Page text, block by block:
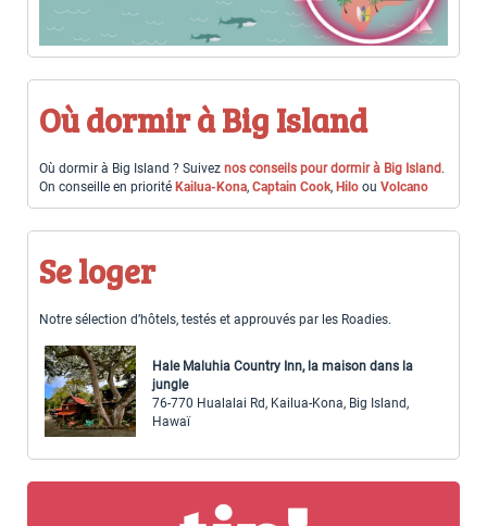
Où dormir à Big Island
Où dormir à Big Island ? Suivez nos conseils pour dormir à Big Island .
On conseille en priorité Kailua-Kona, Captain Cook, Hilo ou Volcano
Se loger
Notre sélection d’hôtels, testés et approuvés par les Roadies.
Hale Maluhia Country Inn, la maison dans la
jungle
76-770 Hualalai Rd, Kailua-Kona, Big Island,
Hawaï